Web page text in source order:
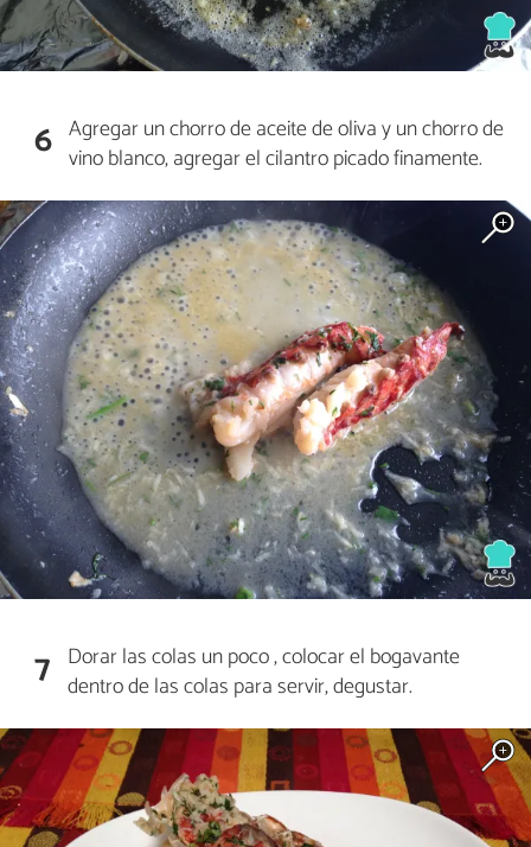
6 Agregar un chorro de aceite de oliva y un chorro de
vino blanco, agregar el cilantro picado finamente.
7 Dorar las colas un poco , colocar el bogavante
dentro de las colas para servir, degustar.